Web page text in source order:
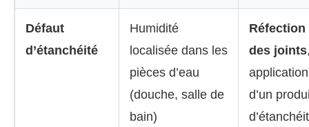
Défaut
d’étanchéité
Humidité
localisée dans les
pièces d’eau
(douche, salle de
bain)
Réfection
des joints
application
d’un